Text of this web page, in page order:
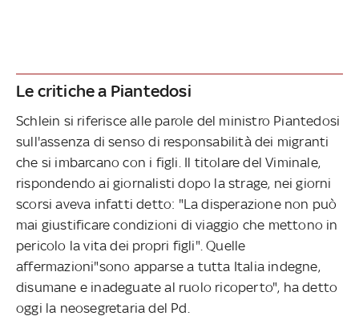
Le critiche a Piantedosi
Schlein si riferisce alle parole del ministro Piantedosi
sull'assenza di senso di responsabilità dei migranti
che si imbarcano con i figli. Il titolare del Viminale,
rispondendo ai giornalisti dopo la strage, nei giorni
scorsi aveva infatti detto: "La disperazione non può
mai giustificare condizioni di viaggio che mettono in
pericolo la vita dei propri figli". Quelle
affermazioni"sono apparse a tutta Italia indegne,
disumane e inadeguate al ruolo ricoperto", ha detto
oggi la neosegretaria del Pd.